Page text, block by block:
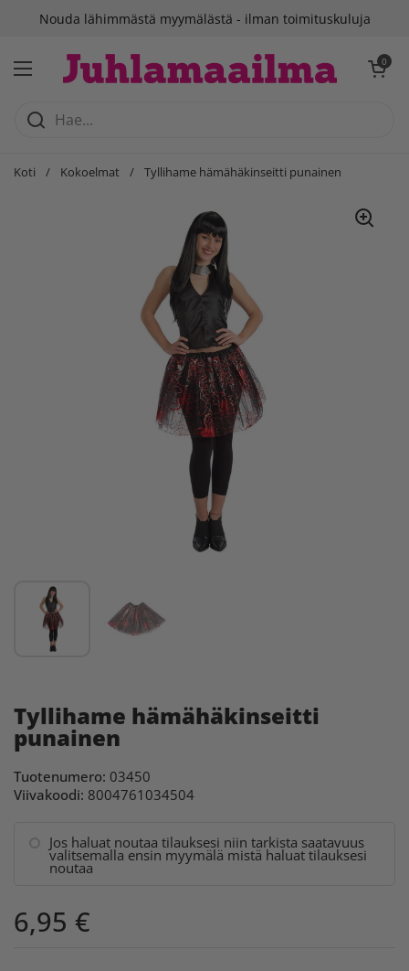
Siirry sisältöön
Nouda lähimmästä myymälästä - ilman toimituskuluja
Avaa valikko
Avaa 0
Koti / Kokoelmat / Tyllihame hämähäkinseitti punainen
Tyllihame hämähäkinseitti
punainen
Tuotenumero: 03450
Viivakoodi: 8004761034504
Jos haluat noutaa tilauksesi niin tarkista saatavuus
valitsemalla ensin myymälä mistä haluat tilauksesi
noutaa
6,95 €